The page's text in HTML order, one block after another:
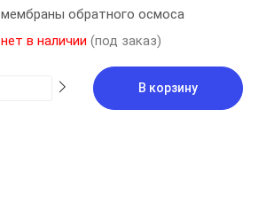
мембраны обратного осмоса
нет в наличии (под заказ)
В корзину